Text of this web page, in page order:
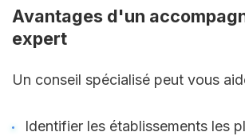
Avantages d'un
expert
Un conseil spécialisé peut vous
Identifier les établissements les